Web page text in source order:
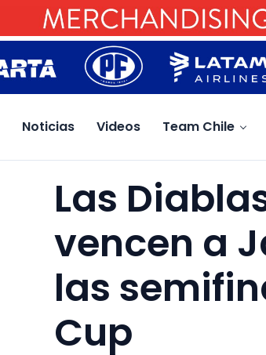
Noticias Videos Team Chile
Las
vencen a
las
Cup